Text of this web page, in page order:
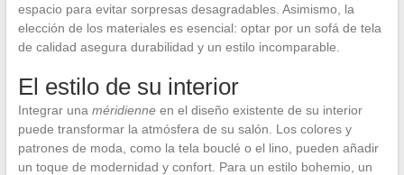
espacio para evitar sorpresas desagradables. Asimismo, la
elección de los materiales es esencial: optar por un sofá de tela
de calidad asegura durabilidad y un estilo incomparable.
El estilo de su interior
Integrar una méridienneen el diseño existente de su interior
puede transformar la atmósfera de su salón. Los colores y
patrones de moda, como la tela bouclé o el lino, pueden añadir
un toque de modernidad y confort. Para un estilo bohemio, un